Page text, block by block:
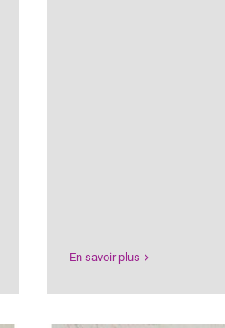
En savoir plus